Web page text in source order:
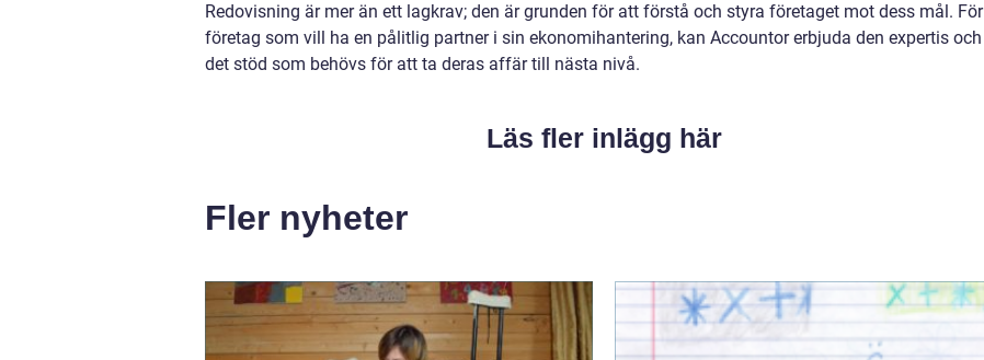
Redovisning är mer än ett lagkrav; den är grunden för att förstå och styra företaget mot dess mål. För
företag som vill ha en pålitlig partner i sin ekonomihantering, kan Accountor erbjuda den expertis och
det stöd som behövs för att ta deras affär till nästa nivå.
Läs fler inlägg här
Fler nyheter